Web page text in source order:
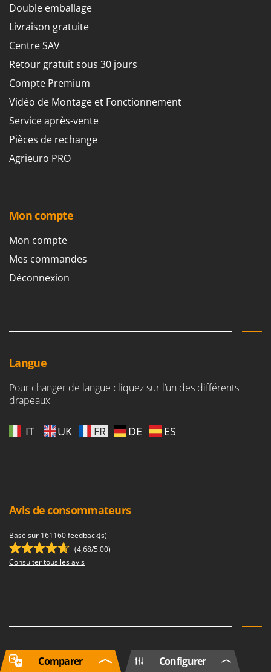
Double emballage
Livraison gratuite
Centre SAV
Retour gratuit sous 30 jours
Compte Premium
Vidéo de Montage et Fonctionnement
Service après-vente
Pièces de rechange
Agrieuro PRO
Mon compte
Mon compte
Mes commandes
Déconnexion
Langue
Pour changer de langue cliquez sur l’un des différents
drapeaux
IT UK FR DE ES
Avis de consommateurs
Basé sur 161160 feedback(s)
(4,68/5.00)
Consulter tous les avis
Newsletter Configurer
Comparer